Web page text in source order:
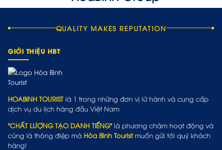
QUALITY MAKES REPUTATION
GIỚI THIỆU HBT
HOABINH TOURIST là 1 trong những đơn vị lữ hành và cung cấp
dịch vụ du lịch hàng đầu Việt Nam
"CHẤT LƯỢNG TẠO DANH TIẾNG" là phương châm hoạt động và
cũng là thông điệp mà Hòa Bình Touristmuốn gửi tới quý khách
hàng!